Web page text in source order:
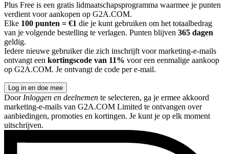
Plus Free is een gratis lidmaatschapsprogramma waarmee je punten
verdient voor aankopen op G2A.COM.
Elke 100 punten = €1 die je kunt gebruiken om het totaalbedrag
van je volgende bestelling te verlagen. Punten blijven 365 dagen
geldig.
Iedere nieuwe gebruiker die zich inschrijft voor marketing-e-mails
ontvangt een kortingscode van 11% voor een eenmalige aankoop
op G2A.COM. Je ontvangt de code per e-mail.
Log in en doe mee
Door Inloggen en deelnemen te selecteren, ga je ermee akkoord
marketing-e-mails van G2A.COM Limited te ontvangen over
aanbiedingen, promoties en kortingen. Je kunt je op elk moment
uitschrijven.